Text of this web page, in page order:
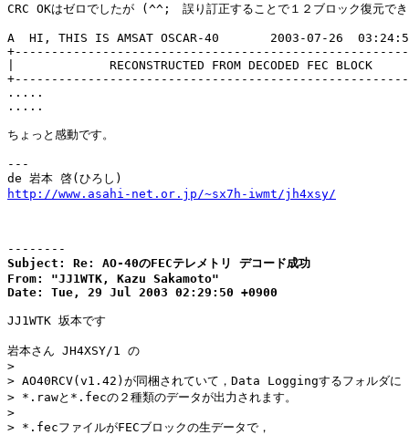
CRC OKはゼロでしたが (^^;　誤り訂正することで１２ブロック復元で
A  HI, THIS IS AMSAT OSCAR-40       2003-07-26
|             RECONSTRUCTED FROM DECODED FEC
.....
.....
ちょっと感動です。
---
http://www.asahi-net.or.jp/~sx7h-iwmt/jh4xsy/
--------
Subject: Re: AO-40のFECテレメトリ デコード成功
From: "JJ1WTK, Kazu Sakamoto"
Date: Tue, 29 Jul 2003 02:29:50 +0900
JJ1WTK 坂本です
岩本さん JH4XSY/1 の
>
> AO40RCV(v1.42)が同梱されていて，Data Loggingするフォルダに
> *.rawと*.fecの２種類のデータが出力されます。
>
> *.fecファイルがFECブロックの生データで，